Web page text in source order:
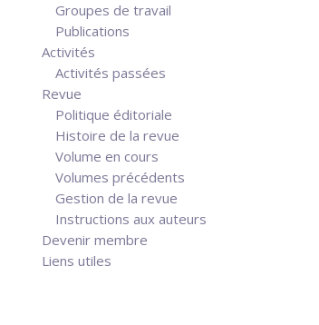
Groupes de travail
Publications
Activités
Activités passées
Revue
Politique éditoriale
Histoire de la revue
Volume en cours
Volumes précédents
Gestion de la revue
Instructions aux auteurs
Devenir membre
Liens utiles